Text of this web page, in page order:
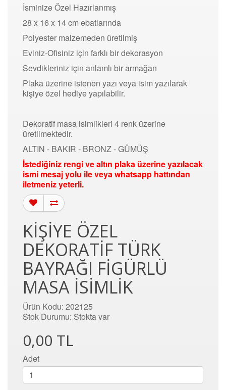
İsminize Özel Hazırlanmış
28 x 16 x 14 cm ebatlarında
Polyester malzemeden üretilmiş
Eviniz-Ofisiniz için farklı bir dekorasyon
Sevdikleriniz için anlamlı bir armağan
Plaka üzerine istenen yazı veya isim yazılarak
kişiye özel hediye yapılabilir.
Dekoratif masa isimlikleri 4 renk üzerine
üretilmektedir.
ALTIN - BAKIR - BRONZ - GÜMÜŞ
İstediğiniz rengi ve altın plaka üzerine yazılacak
ismi mesaj yolu ile veya whatsapp hattından
iletmeniz yeterli.
KIŞIYE ÖZEL
DEKORATIF TÜRK
BAYRAĞI FIGÜRLÜ
MASA İSIMLIK
Ürün Kodu: 202125
Stok Durumu: Stokta var
0,00 TL
Adet